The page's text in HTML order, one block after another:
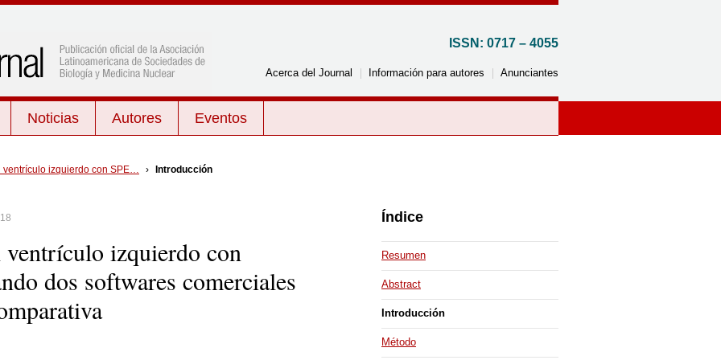
ISSN: 0717 – 4055
Acerca del Journal Información para autores Anunciantes
de
Por tema
Gestión de calidad
Inflamación e infección
Medicina Nuclear General
Radioprotección
Canadá
Colombia
Costa Rica
Jordania
Noticias Autores Eventos
ventrículo izquierdo con SPE… › Introducción
izquierdo con
dos softwares comerciales
Índice
Resumen
Abstract
Introducción
Método